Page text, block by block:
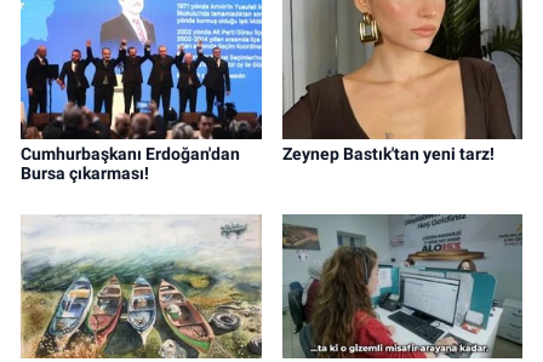
Cumhurbaşkanı Erdoğan'dan
Bursa çıkarması!
Zeynep Bastık'tan yeni tarz!